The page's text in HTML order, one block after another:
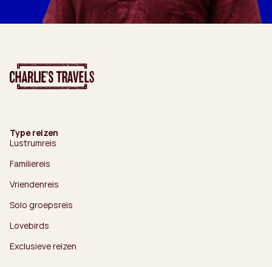
Type reizen
Lustrumreis
Familiereis
Vriendenreis
Solo groepsreis
Lovebirds
Exclusieve reizen